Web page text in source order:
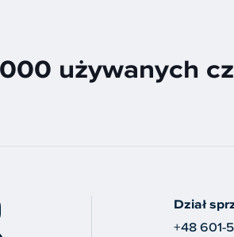
używanych
Dział
+48 601-